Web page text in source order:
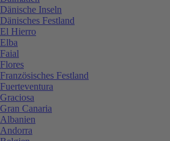
Dänische Inseln
Dänisches Festland
El Hierro
Elba
Faial
Flores
Französisches Festland
Fuerteventura
Graciosa
Gran Canaria
Albanien
Andorra